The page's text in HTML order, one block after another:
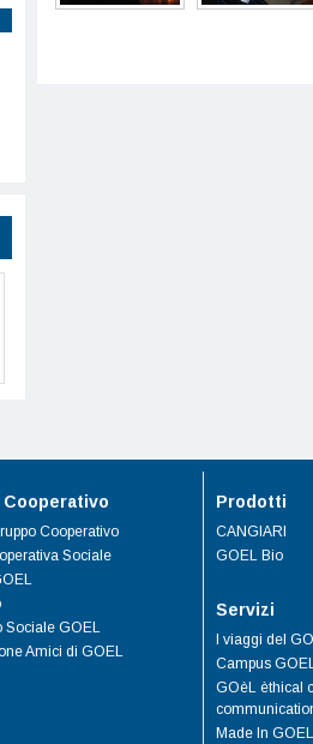
Cooperativo
Cooperativo
Sociale
Sociale GOEL
Amici di GOEL
Prodotti
CANGIARI
GOEL Bio
Servizi
I viaggi del
Campus
GOèL èthical
Made In GOEL